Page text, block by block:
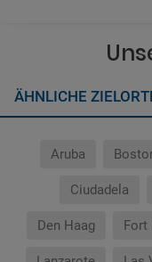
ÄHNLICHE
Aruba
Ciudadela
Den Haag Fort